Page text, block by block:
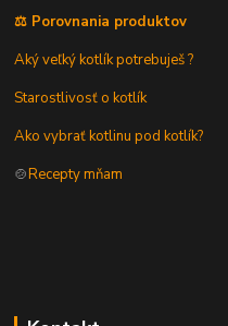
⚖️ Porovnania produktov
Aký veľký kotlík potrebuješ ?
Starostlivosť o kotlík
Ako vybrať kotlinu pod kotlík?
🍲Recepty mňam